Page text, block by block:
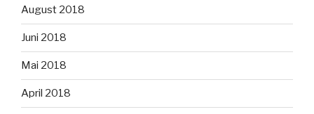
August 2018
Juni 2018
Mai 2018
April 2018